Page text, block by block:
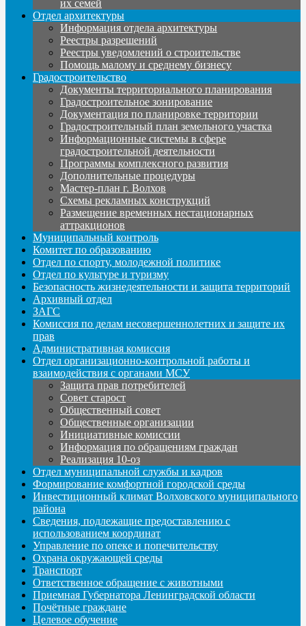
их семей
Отдел архитектуры
Информация отдела архитектуры
Реестры разрешений
Реестры уведомлений о строительстве
Помощь малому и среднему бизнесу
Градостроительство
Документы территориального планирования
Градостроительное зонирование
Документация по планировке территории
Градостроительный план земельного участка
Информационные системы в сфере
градостроительной деятельности
Программы комплексного развития
Дополнительные процедуры
Мастер-план г. Волхов
Схемы рекламных конструкций
Размещение временных нестационарных
аттракционов
Муниципальный контроль
Комитет по образованию
Отдел по спорту, молодежной политике
Отдел по культуре и туризму
Безопасность жизнедеятельности и защита территорий
Архивный отдел
ЗАГС
Комиссия по делам несовершеннолетних и защите их
прав
Административная комиссия
Отдел организационно-контрольной работы и
взаимодействия с органами МСУ
Защита прав потребителей
Совет старост
Общественный совет
Общественные организации
Инициативные комиссии
Информация по обращениям граждан
Реализация 10-оз
Отдел муниципальной службы и кадров
Формирование комфортной городской среды
Инвестиционный климат Волховского муниципального
района
Сведения, подлежащие предоставлению с
использованием координат
Управление по опеке и попечительству
Охрана окружающей среды
Транспорт
Ответственное обращение с животными
Приемная Губернатора Ленинградской области
Почётные граждане
Целевое обучение